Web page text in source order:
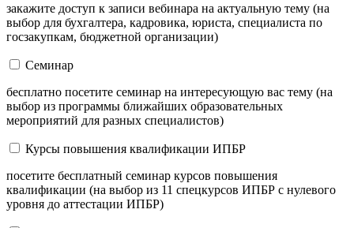
закажите доступ к записи вебинара на актуальную тему (на
выбор для бухгалтера, кадровика, юриста, специалиста по
госзакупкам, бюджетной организации)
Семинар
бесплатно посетите семинар на интересующую вас тему (на
выбор из программы ближайших образовательных
мероприятий для разных специалистов)
Курсы повышения квалификации ИПБР
посетите бесплатный семинар курсов повышения
квалификации (на выбор из 11 спецкурсов ИПБР с нулевого
уровня до аттестации ИПБР)